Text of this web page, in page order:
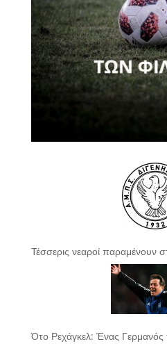
Τέσσερις νεαροί παραμένουν
Ότο Ρεχάγκελ: Ένας Γερμανός